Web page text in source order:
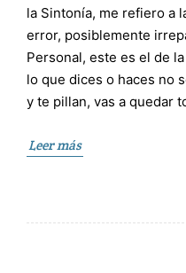
la Sintonía, me refiero a
error, posiblemente
Personal, este es el de
lo que dices o haces no
y te pillan, vas a quedar
Leer más